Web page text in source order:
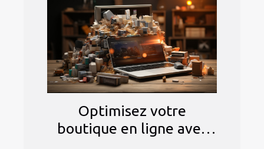
Optimisez votre
boutique en ligne avec